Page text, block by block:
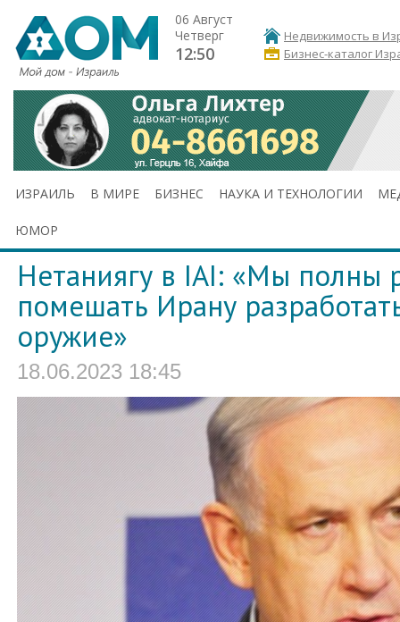
06 Август
Четверг
12:50
Недвижимость в
Бизнес-каталог
ИЗРАИЛЬ В МИРЕ БИЗНЕС НАУКА И ТЕХНОЛОГИИ
ЮМОР
Нетаниягу в IAI: «Мы полны
помешать Ирану
оружие»
18.06.2023 18:45